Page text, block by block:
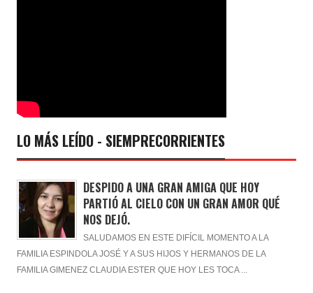
LO MÁS LEÍDO - SIEMPRECORRIENTES
DESPIDO A UNA GRAN AMIGA QUE HOY
PARTIÓ AL CIELO CON UN GRAN AMOR QUÉ
NOS DEJÓ.
SALUDAMOS EN ESTE DIFÍCIL MOMENTO A LA
FAMILIA ESPINDOLA JOSÉ Y A SUS HIJOS Y HERMANOS DE LA
FAMILIA GIMENEZ CLAUDIA ESTER QUE HOY LES TOCA ...